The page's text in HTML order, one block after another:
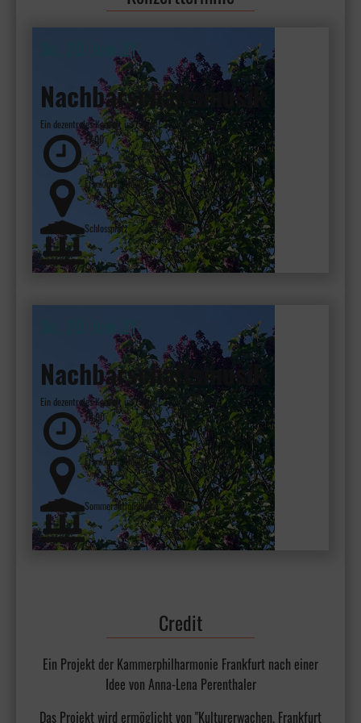
So., 20. Juni 21
Nachbarschaftsmusik
Ein dezentrales Konzert im Freien
17:00
Frankfurt - Höchst
Schlossplatz
So., 20. Juni 21
Nachbarschaftsmusik
Ein dezentrales Konzert im Freien
18:00
Frankfurt - Höchst
Sommeraktionsbühne
Credit
Ein Projekt der Kammerphilharmonie Frankfurt nach einer
Idee von Anna-Lena Perenthaler
Das Projekt wird ermöglicht von "Kulturerwachen. Frankfurt